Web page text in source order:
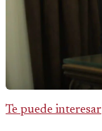
Te puede interesar